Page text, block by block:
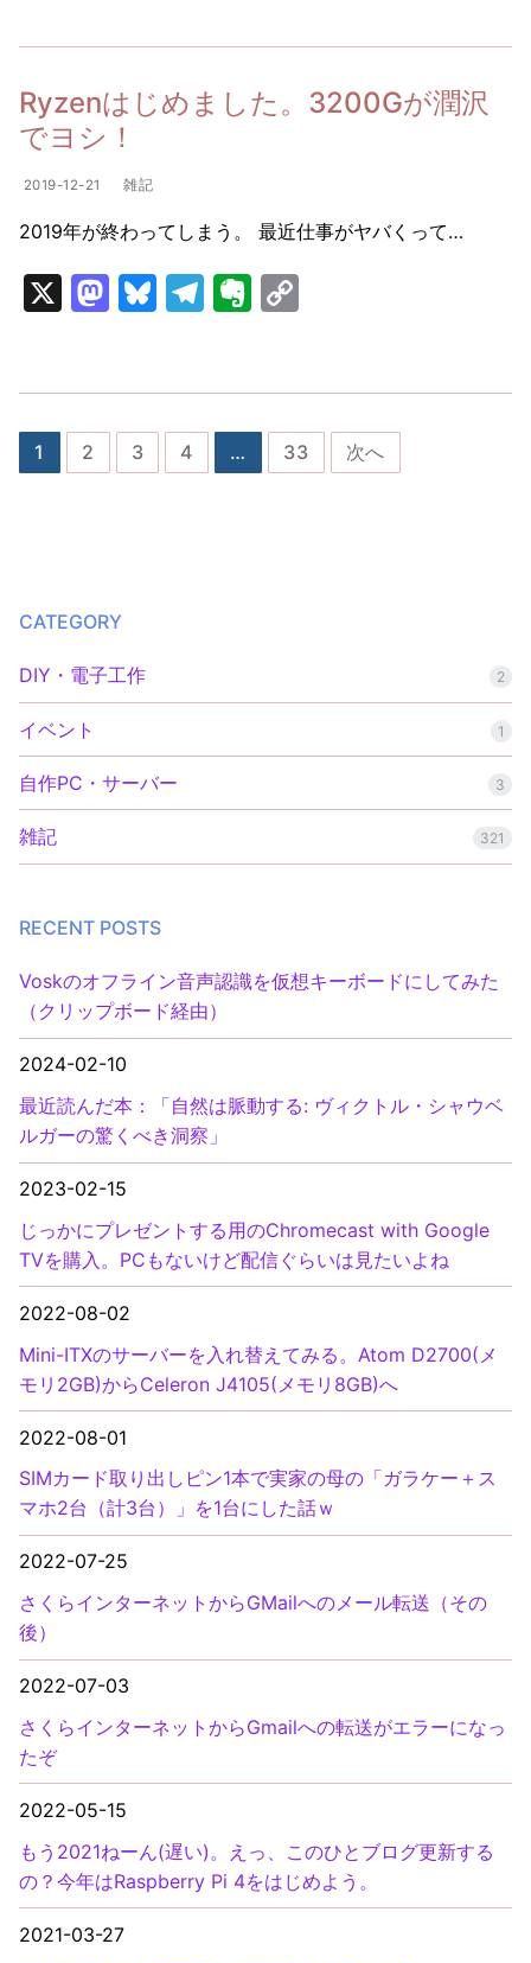
o
d
o
n
s
k
gr
a
n
ot
y
Li
Ryzenはじめました。3200Gが潤沢
でヨシ！
2019-12-21 雑記
2019年が終わってしまう。 最近仕事がヤバくって…
X
M
o
d
o
Bl
s
k
y
T
gr
a
m
E
n
ot
e
y
Li
n
投
ゲ
シ
ョ
ン
1 2 3 4 … 33 次へ
CATEGORY
DIY・電子工作 2
イベント 1
自作PC・サーバー 3
雑記 321
RECENT POSTS
Voskのオフライン音声認識を仮想キーボードにしてみた
（クリップボード経由）
2024-02-10
最近読んだ本：「自然は脈動する: ヴィクトル・シャウベ
ルガーの驚くべき洞察」
2023-02-15
じっかにプレゼントする用のChromecast with Google
TVを購入。PCもないけど配信ぐらいは見たいよね
2022-08-02
Mini-ITXのサーバーを入れ替えてみる。Atom D2700(メ
モリ2GB)からCeleron J4105(メモリ8GB)へ
2022-08-01
SIMカード取り出しピン1本で実家の母の「ガラケー＋ス
マホ2台（計3台）」を1台にした話ｗ
2022-07-25
さくらインターネットからGMailへのメール転送（その
後）
2022-07-03
さくらインターネットからGmailへの転送がエラーになっ
たぞ
2022-05-15
もう2021ねーん(遅い)。えっ、このひとブログ更新する
の？今年はRaspberry Pi 4をはじめよう。
2021-03-27